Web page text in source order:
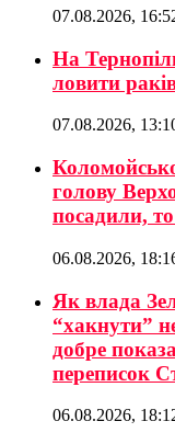
07.08.2026,
На
ловити
07.08.2026,
голову
посадили,
06.08.2026,
Як влада
“хакнути”
добре
переписок
06.08.2026,